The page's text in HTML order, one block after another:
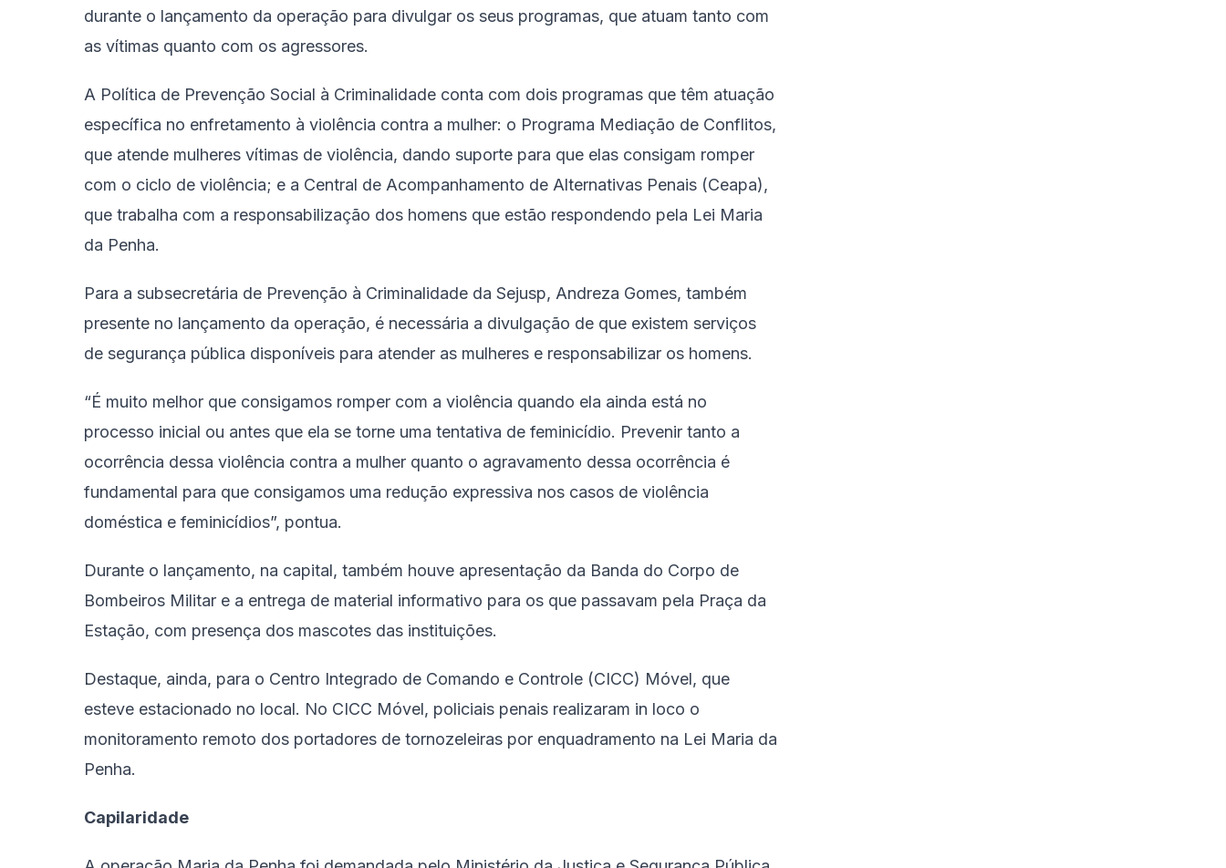
durante o lançamento da operação para divulgar os seus programas, que atuam tanto com
as vítimas quanto com os agressores.
A Política de Prevenção Social à Criminalidade conta com dois programas que têm atuação
específica no enfretamento à violência contra a mulher: o Programa Mediação de Conflitos,
que atende mulheres vítimas de violência, dando suporte para que elas consigam romper
com o ciclo de violência; e a Central de Acompanhamento de Alternativas Penais (Ceapa),
que trabalha com a responsabilização dos homens que estão respondendo pela Lei Maria
da Penha.
Para a subsecretária de Prevenção à Criminalidade da Sejusp, Andreza Gomes, também
presente no lançamento da operação, é necessária a divulgação de que existem serviços
de segurança pública disponíveis para atender as mulheres e responsabilizar os homens.
“É muito melhor que consigamos romper com a violência quando ela ainda está no
processo inicial ou antes que ela se torne uma tentativa de feminicídio. Prevenir tanto a
ocorrência dessa violência contra a mulher quanto o agravamento dessa ocorrência é
fundamental para que consigamos uma redução expressiva nos casos de violência
doméstica e feminicídios”, pontua.
Durante o lançamento, na capital, também houve apresentação da Banda do Corpo de
Bombeiros Militar e a entrega de material informativo para os que passavam pela Praça da
Estação, com presença dos mascotes das instituições.
Destaque, ainda, para o Centro Integrado de Comando e Controle (CICC) Móvel, que
esteve estacionado no local. No CICC Móvel, policiais penais realizaram in loco o
monitoramento remoto dos portadores de tornozeleiras por enquadramento na Lei Maria da
Penha.
Capilaridade